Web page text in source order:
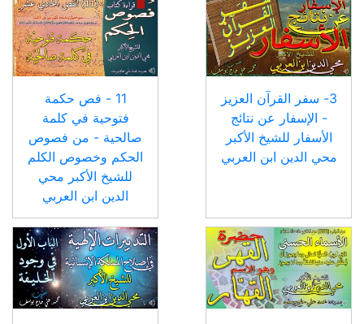
3- سفر القرآن العزيز
- الإسفار عن نتائج
الأسفار للشيخ الأكبر
محي الدين ابن العربي
11 - فص حكمة
فتوحية في كلمة
صالحية - من فصوص
الحكم وخصوص الكلم
للشيخ الأكبر محي
الدين ابن العربي